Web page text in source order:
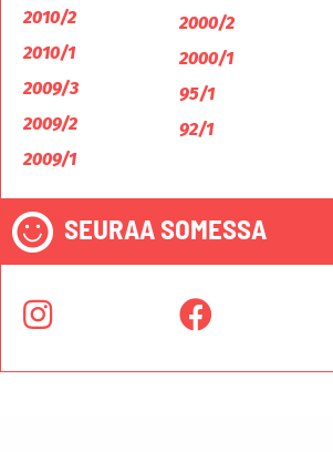
2010/2
2010/1
2009/3
2009/2
2009/1
2000/2
2000/1
95/1
92/1
SEURAA SOMESSA